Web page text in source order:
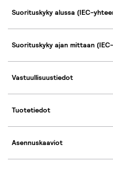
Suorituskyky alussa (IEC-
Suorituskyky ajan mittaan
Vastuullisuustiedot
Tuotetiedot
Asennuskaaviot